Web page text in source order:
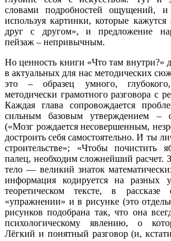
словами подробностей ощущений, и
используя картинки, которые
друг с другом», и предложение
пейзаж – непривычным.
Но ценность книги «Что там внутри?»
в актуальных для нас методических
это – образец умного,
методически грамотного разговора с
Каждая глава сопровождается
сильным базовым утверждением –
(«Мозг рождается несовершенным,
достроить себя самостоятельно. И ты
строительстве»; «Чтобы почистить
палец, необходим сложнейший расчет.
тело — великий знаток
информация кодируется на разных
теоретическом тексте, в
«упражнении» и в рисунке (это
рисунков подобрана так, что она
психологическому явлению, о
Лёгкий и понятный разговор (и,